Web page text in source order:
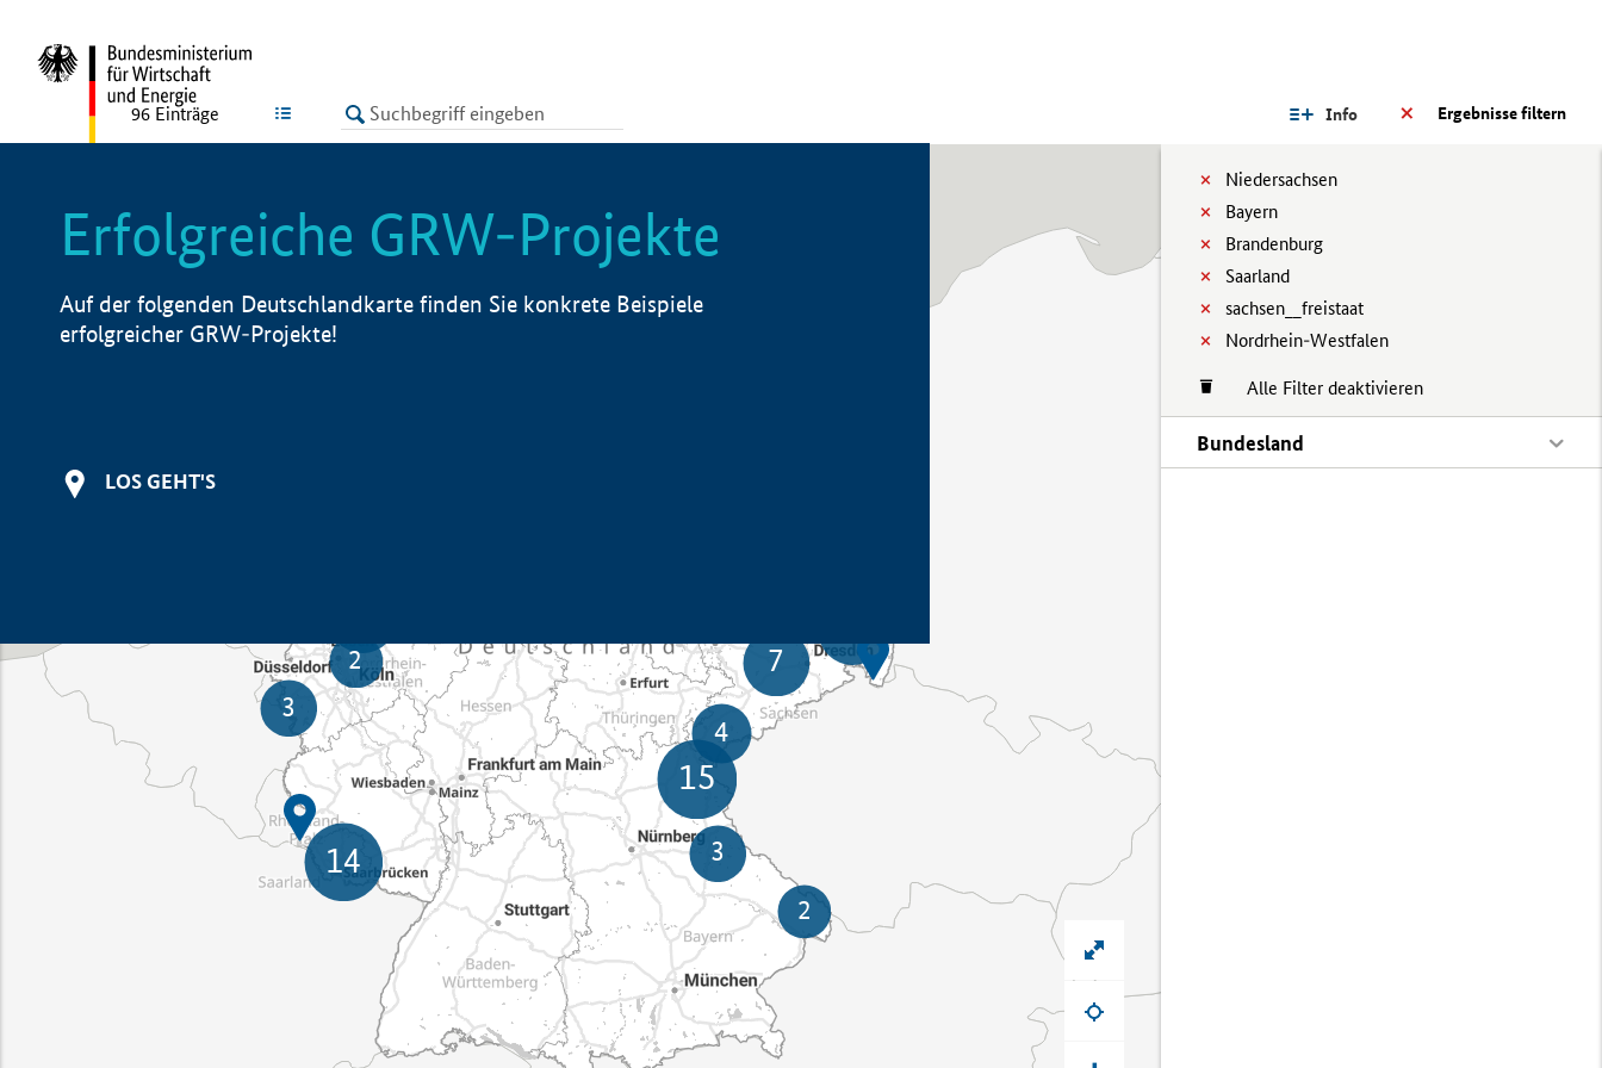
LISTE Ergebnisse filtern
Info
Niedersachsen
Bayern
Brandenburg
Saarland
sachsen__freistaat
Nordrhein-Westfalen
Alle Filter deaktivieren
Bundesland
96 Einträge
Erfolgreiche GRW-Projekte
Auf der folgenden Deutschlandkarte finden Sie konkrete Beispiele
erfolgreicher GRW-Projekte!
LOS GEHT'S